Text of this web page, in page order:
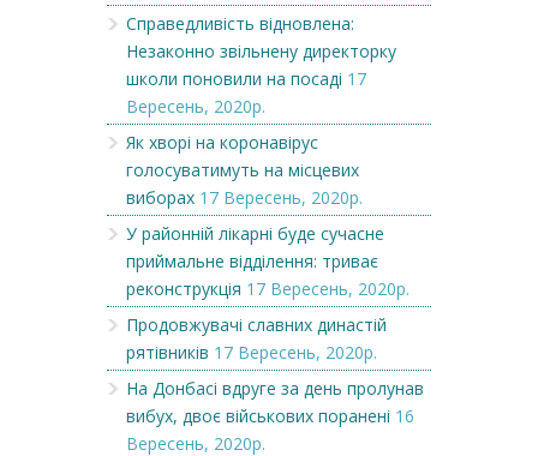
Справедливість відновлена:
Незаконно звільнену директорку
школи поновили на посаді 17
Вересень, 2020р.
Як хворі на коронавірус
голосуватимуть на місцевих
виборах 17 Вересень, 2020р.
У районній лікарні буде сучасне
приймальне відділення: триває
реконструкція 17 Вересень, 2020р.
Продовжувачі славних династій
рятівників 17 Вересень, 2020р.
На Донбасі вдруге за день пролунав
вибух, двоє військових поранені 16
Вересень, 2020р.